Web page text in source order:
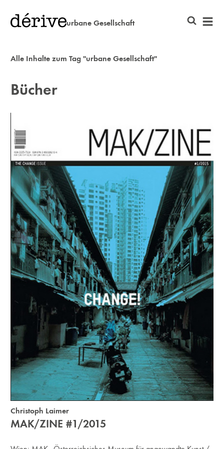
urbane Gesellschaft
Alle Inhalte zum Tag "urbane Gesellschaft"
Bücher
Christoph Laimer
MAK/ZINE #1/2015